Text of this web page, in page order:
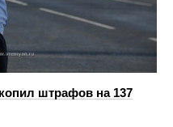
штрафов на 137